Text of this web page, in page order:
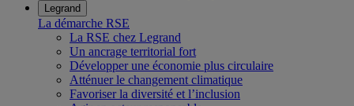
Legrand
La démarche RSE
La RSE chez Legrand
Un ancrage territorial fort
Développer une économie plus circulaire
Atténuer le changement climatique
Favoriser la diversité et l’inclusion